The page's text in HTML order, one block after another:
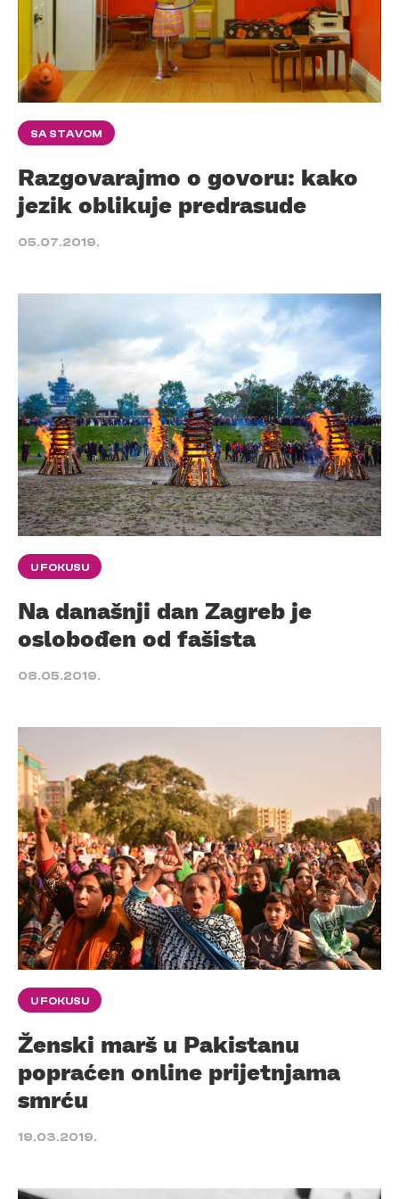
SA STAVOM
Razgovarajmo o govoru: kako
jezik oblikuje predrasude
05.07.2019.
U FOKUSU
Na današnji dan Zagreb je
oslobođen od fašista
08.05.2019.
U FOKUSU
Ženski marš u Pakistanu
popraćen online prijetnjama
smrću
19.03.2019.